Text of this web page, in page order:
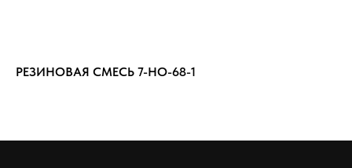
РЕЗИНОВАЯ СМЕСЬ 7-НО-68-1